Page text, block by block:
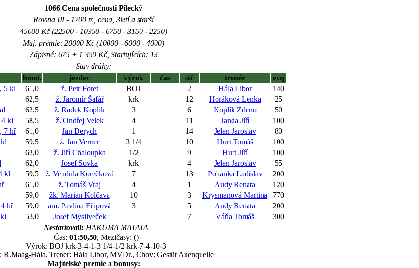
1066 Cena společnosti Pilecký
Rovina III - 1700 m, cena, 3letí a starší
45000 Kč (22500 - 10350 - 6750 - 3150 - 2250)
Maj. prémie: 20000 Kč (10000 - 6000 - 4000)
Zápisné: 675 + 1 350 Kč, Startujících: 13
Stav dráhy:
hmot. jezdec výrok čas stč trenér
evq
5 kl 61,0 ž. Petr Foret BOJ 2 Hála Libor
140
62,5 ž. Jaromír Šafář krk 12 Horáková Lenka
25
62,5 ž. Radek Koplík 3 6 Koplík Zdeno
50
kl 58,5 ž. Ondřej Velek 4 11 Janda Jiří
100
7 hř 61,0 Jan Derych 1 14 Jelen Jaroslav
80
59,5 ž. Jan Verner 3 1/4 10 Hurt Tomáš
100
62,0 ž. Jiří Chaloupka 1/2 9 Hurt Jiří
100
62,0 Josef Sovka krk 4 Jelen Jaroslav
55
kl 59,5 ž. Vendula Korečková 7 13 Pohanka Ladislav
200
61,0 ž. Tomáš Vraj 4 1 Audy Renata
120
59,0 žk. Marian Kolčava 10 3 Krysmanová Martina
770
hř 59,0 am. Pavlína Filipová 3 5 Audy Renata
200
53,0 Josef Mysliveček 7 Váňa Tomáš
300
Nestartovali: HAKUMA MATATA
Čas: 01:50,50, Mezičasy: ()
Výrok: BOJ krk-3-4-1-3 1/4-1/2-krk-7-4-10-3
R.Maag-Hála, Trenér: Hála Libor, MVDr., Chov: Gestüt Auenquelle
Majitelské prémie a bonusy: